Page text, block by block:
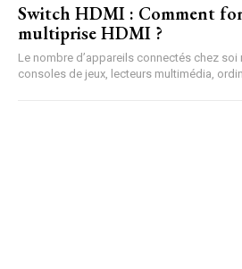
Switch HDMI : Comment
multiprise HDMI ?
Le nombre d’appareils connectés chez soi
consoles de jeux, lecteurs multimédia,